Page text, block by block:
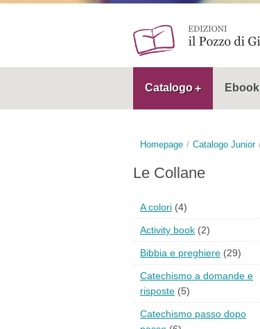
Catalogo Ebook
Homepage Catalogo Junior
Le Collane
A colori (4)
Activity book (2)
Bibbia e preghiere (29)
Catechismo a domande e
risposte (5)
Catechismo passo dopo